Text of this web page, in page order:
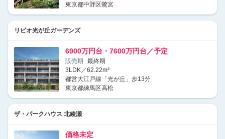
東京都中野区鷺宮
リビオ光が丘ガーデンズ
6900万円台・7600万円台／予定
販売期
最終期
3LDK／62.22m²
都営大江戸線「光が丘」歩13分
東京都練馬区高松
ザ・パークハウス 北綾瀬
価格未定